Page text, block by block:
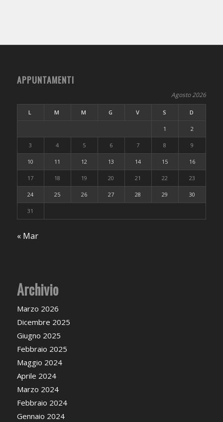
APPUNTAMENTI
Agosto 2026
L M M G V S D
1 2
3 4 5 6 7 8 9
10 11 12 13 14 15 16
17 18 19 20 21 22 23
24 25 26 27 28 29 30
31
« Mar
Archivio
Marzo 2026
Dicembre 2025
Giugno 2025
Febbraio 2025
Maggio 2024
Aprile 2024
Marzo 2024
Febbraio 2024
Gennaio 2024